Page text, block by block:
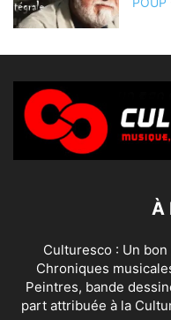
À
Culturesco : Un
Chroniques
Peintres, bande
part attribuée à la